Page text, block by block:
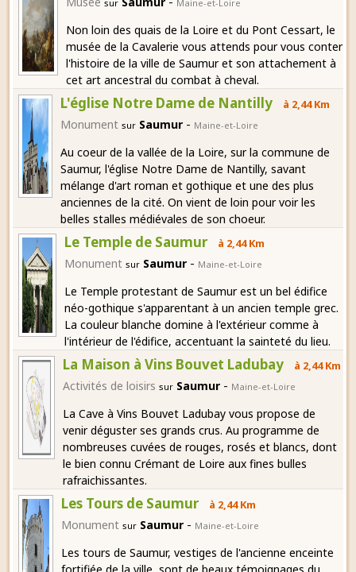
sur Maine-et-Loire
Non loin des quais de la Loire et du Pont Cessart, le
musée de la Cavalerie vous attends pour vous conter
l'histoire de la ville de Saumur et son attachement à
cet art ancestral du combat à cheval.
L'église Notre Dame de Nantilly à 2,44 Km
Monument sur Saumur - Maine-et-Loire
Au coeur de la vallée de la Loire, sur la commune de
Saumur, l'église Notre Dame de Nantilly, savant
mélange d'art roman et gothique et une des plus
anciennes de la cité. On vient de loin pour voir les
belles stalles médiévales de son choeur.
Le Temple de Saumur à 2,44 Km
Monument sur Saumur - Maine-et-Loire
Le Temple protestant de Saumur est un bel édifice
néo-gothique s'apparentant à un ancien temple grec.
La couleur blanche domine à l'extérieur comme à
l'intérieur de l'édifice, accentuant la sainteté du lieu.
La Maison à Vins Bouvet Ladubay à 2,44 Km
Activités de loisirs sur Saumur - Maine-et-Loire
La Cave à Vins Bouvet Ladubay vous propose de
venir déguster ses grands crus. Au programme de
nombreuses cuvées de rouges, rosés et blancs, dont
le bien connu Crémant de Loire aux fines bulles
rafraichissantes.
Les Tours de Saumur à 2,44 Km
Monument sur Saumur - Maine-et-Loire
Les tours de Saumur, vestiges de l'ancienne enceinte